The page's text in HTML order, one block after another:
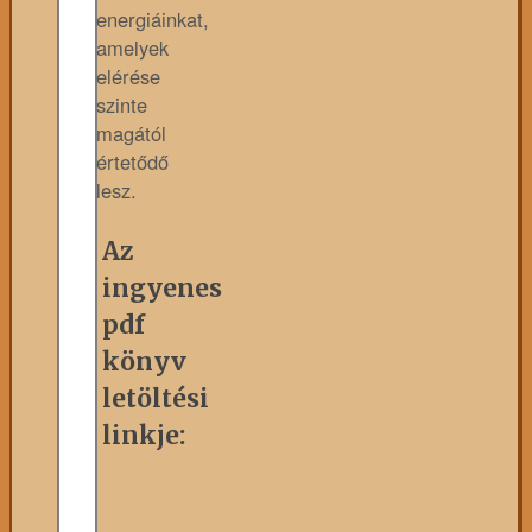
energiáinkat,
amelyek
elérése
szinte
magától
értetődő
lesz.
Az
ingyenes
pdf
könyv
letöltési
linkje: